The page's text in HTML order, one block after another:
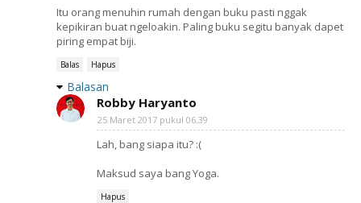
Itu orang menuhin rumah dengan buku pasti nggak
kepikiran buat ngeloakin. Paling buku segitu banyak dapet
piring empat biji.
Balas Hapus
Balasan
Robby Haryanto
25 Maret 2017 pukul 06.39
Lah, bang siapa itu? :(
Maksud saya bang Yoga.
Hapus